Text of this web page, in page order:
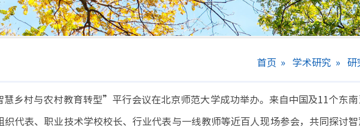
首页 » 学术研究 » 研
乡村与农村教育转型”平行会议在北京师范大学成功举办。来自中国及11个东
代表、职业技术学校校长、行业代表与一线教师等近百人现场参会，共同探讨